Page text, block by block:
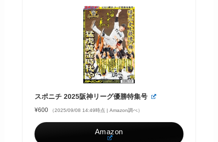
スポニチ 2025阪神リーグ優勝特集号
¥600 （2025/09/08 14:49時点 | Amazon調べ）
Amazon